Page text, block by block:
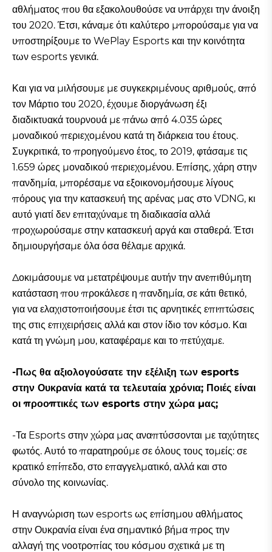
αθλήματος που θα εξακολουθούσε να υπάρχει την άνοιξη
του 2020. Έτσι, κάναμε ότι καλύτερο μπορούσαμε για να
υποστηρίξουμε το WePlay Esports και την κοινότητα
των esports γενικά.
Και για να μιλήσουμε με συγκεκριμένους αριθμούς, από
τον Μάρτιο του 2020, έχουμε διοργάνωση έξι
διαδικτυακά τουρνουά με πάνω από 4.035 ώρες
μοναδικού περιεχομένου κατά τη διάρκεια του έτους.
Συγκριτικά, το προηγούμενο έτος, το 2019, φτάσαμε τις
1.659 ώρες μοναδικού περιεχομένου. Επίσης, χάρη στην
πανδημία, μπορέσαμε να εξοικονομήσουμε λίγους
πόρους για την κατασκευή της αρένας μας στο VDNG, κι
αυτό γιατί δεν επιταχύναμε τη διαδικασία αλλά
προχωρούσαμε στην κατασκευή αργά και σταθερά. Έτσι
δημιουργήσαμε όλα όσα θέλαμε αρχικά.
Δοκιμάσουμε να μετατρέψουμε αυτήν την ανεπιθύμητη
κατάσταση που προκάλεσε η πανδημία, σε κάτι θετικό,
για να ελαχιστοποιήσουμε έτσι τις αρνητικές επιπτώσεις
της στις επιχειρήσεις αλλά και στον ίδιο τον κόσμο. Και
κατά τη γνώμη μου, καταφέραμε και το πετύχαμε.
-Πως θα αξιολογούσατε την εξέλιξη των esports
στην Ουκρανία κατά τα τελευταία χρόνια; Ποιές είναι
οι προοπτικές των esports στην χώρα μας;
-Τα Esports στην χώρα μας αναπτύσσονται με ταχύτητες
φωτός. Αυτό το παρατηρούμε σε όλους τους τομείς: σε
κρατικό επίπεδο, στο επαγγελματικό, αλλά και στο
σύνολο της κοινωνίας.
Η αναγνώριση των esports ως επίσημου αθλήματος
στην Ουκρανία είναι ένα σημαντικό βήμα προς την
αλλαγή της νοοτροπίας του κόσμου σχετικά με τη